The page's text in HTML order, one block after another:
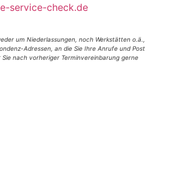
service-check.de
um Niederlassungen, noch Werkstätten o.ä.,
Adressen, an die Sie Ihre Anrufe und Post
nach vorheriger Terminvereinbarung gerne